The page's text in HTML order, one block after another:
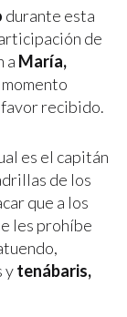
durante esta
de
a María,
recibido.
es el capitán
de los
que a los
les prohíbe
ytenábaris,